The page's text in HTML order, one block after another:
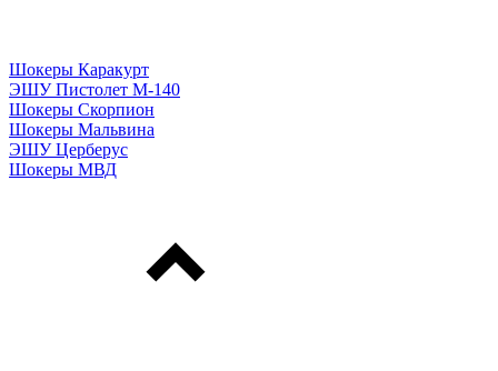
Шокеры Каракурт
ЭШУ Пистолет М-140
Шокеры Скорпион
Шокеры Мальвина
ЭШУ Церберус
Шокеры МВД